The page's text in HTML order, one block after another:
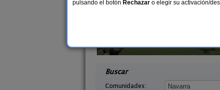
36 €
Buscar
Comunidades:
pulsando el botón Rechazar o elegir su activación/